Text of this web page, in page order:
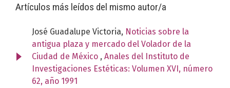
Artículos más leídos del mismo autor/a
José Guadalupe Victoria, Noticias sobre la
antigua plaza y mercado del Volador de la
Ciudad de México , Anales del Instituto de
Investigaciones Estéticas: Volumen XVI, número
62, año 1991